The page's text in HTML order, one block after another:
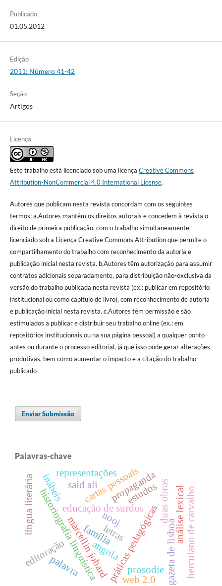
Publicado
01.05.2012
Edição
2011: Número 41-42
Seção
Artigos
Licença
Este trabalho está licenciado sob uma licença Creative Commons
Attribution-NonCommercial 4.0 International License.
Autores que publicam nesta revista concordam com os seguintes
termos: a.Autores mantêm os direitos autorais e concedem à revista o
direito de primeira publicação, com o trabalho simultaneamente
licenciado sob a Licença Creative Commons Attribution que permite o
compartilhamento do trabalho com reconhecimento da autoria e
publicação inicial nesta revista. b.Autores têm autorização para assumir
contratos adicionais separadamente, para distribuição não-exclusiva da
versão do trabalho publicada nesta revista (ex.: publicar em repositório
institucional ou como capítulo de livro), com reconhecimento de autoria
e publicação inicial nesta revista. c.Autores têm permissão e são
estimulados a publicar e distribuir seu trabalho online (ex.: em
repositórios institucionais ou na sua página pessoal) a qualquer ponto
antes ou durante o processo editorial, já que isso pode gerar alterações
produtivas, bem como aumentar o impacto e a citação do trabalho
publicado
Enviar Submissão
Palavras-chave
historiografia linguísticanooj
família
educação de surdos
práticas pedagógicas
duas obras
editoração gazeta de lisboa
análise lexical
cartas pessoais
representações
inábeis
marcellin jobard prosodie
propaganda
angola
letras
web 2.0
estudos
said ali
herculano de carvalho
língua literária
palavra